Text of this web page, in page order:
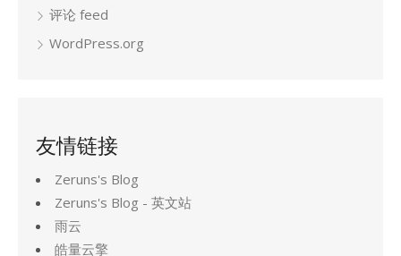
评论 feed
WordPress.org
友情链接
Zeruns's Blog
Zeruns's Blog - 英文站
雨云
皓量云擎